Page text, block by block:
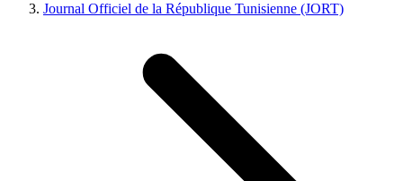
Journal Officiel de la République Tunisienne (JORT)